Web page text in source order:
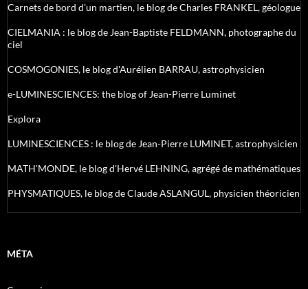
Carnets de bord d’un martien, le blog de Charles FRANKEL, géologue
CIELMANIA : le blog de Jean-Baptiste FELDMANN, photographe du
ciel
COSMOGONIES, le blog d'Aurélien BARRAU, astrophysicien
e-LUMINESCIENCES: the blog of Jean-Pierre Luminet
Explora
LUMINESCIENCES : le blog de Jean-Pierre LUMINET, astrophysicien
MATH'MONDE, le blog d'Hervé LEHNING, agrégé de mathématiques
PHYSMATIQUES, le blog de Claude ASLANGUL, physicien théoricien
MÉTA